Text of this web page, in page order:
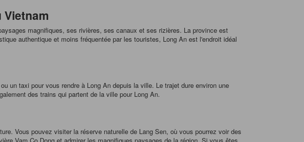
magnifiques, ses rivières, ses canaux et ses rizières. La province est
authentique et moins fréquentée par les touristes, Long An est l'endroit idéal
un taxi pour vous rendre à Long An depuis la ville. Le trajet dure environ une
des trains qui partent de la ville pour Long An.
Vous pouvez visiter la réserve naturelle de Lang Sen, où vous pourrez voir des